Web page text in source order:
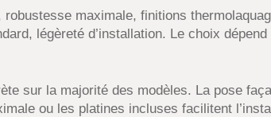
maximale, finitions
légèreté d’installation. Le choix
sur la majorité des modèles. La pose
ou les platines incluses facilitent